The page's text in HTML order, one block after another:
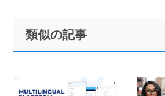
Primary
Sidebar
Footer
類似の記事